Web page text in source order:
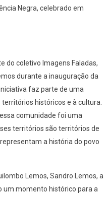
Negra, celebrado em
do coletivo Imagens Faladas,
durante a inauguração da
faz parte de uma
históricos e à cultura.
comunidade foi uma
territórios são territórios de
a história do povo
Lemos, Sandro Lemos, a
um momento histórico para a